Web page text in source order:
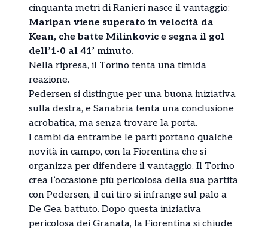
cinquanta metri di Ranieri nasce il vantaggio:
Maripan viene superato in velocità da
Kean, che batte Milinkovic e segna il gol
dell’1-0 al 41’ minuto.
Nella ripresa, il Torino tenta una timida
reazione.
Pedersen si distingue per una buona iniziativa
sulla destra, e Sanabria tenta una conclusione
acrobatica, ma senza trovare la porta.
I cambi da entrambe le parti portano qualche
novità in campo, con la Fiorentina che si
organizza per difendere il vantaggio. Il Torino
crea l’occasione più pericolosa della sua partita
con Pedersen, il cui tiro si infrange sul palo a
De Gea battuto. Dopo questa iniziativa
pericolosa dei Granata, la Fiorentina si chiude